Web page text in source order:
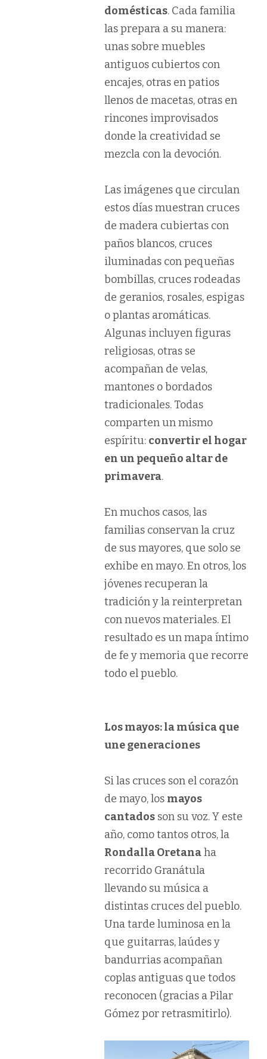
domésticas. Cada familia
las prepara a su manera:
unas sobre muebles
antiguos cubiertos con
encajes, otras en patios
llenos de macetas, otras en
rincones improvisados
donde la creatividad se
mezcla con la devoción.
Las imágenes que circulan
estos días muestran cruces
de madera cubiertas con
paños blancos, cruces
iluminadas con pequeñas
bombillas, cruces rodeadas
de geranios, rosales, espigas
o plantas aromáticas.
Algunas incluyen figuras
religiosas, otras se
acompañan de velas,
mantones o bordados
tradicionales. Todas
comparten un mismo
espíritu: convertir el hogar
en un pequeño altar de
primavera.
En muchos casos, las
familias conservan la cruz
de sus mayores, que solo se
exhibe en mayo. En otros, los
jóvenes recuperan la
tradición y la reinterpretan
con nuevos materiales. El
resultado es un mapa íntimo
de fe y memoria que recorre
todo el pueblo.
Los mayos: la música que
une generaciones
Si las cruces son el corazón
de mayo, los mayos
cantados son su voz. Y este
año, como tantos otros, la
Rondalla Oretanaha
recorrido Granátula
llevando su música a
distintas cruces del pueblo.
Una tarde luminosa en la
que guitarras, laúdes y
bandurrias acompañan
coplas antiguas que todos
reconocen (gracias a Pilar
Gómez por retrasmitirlo).